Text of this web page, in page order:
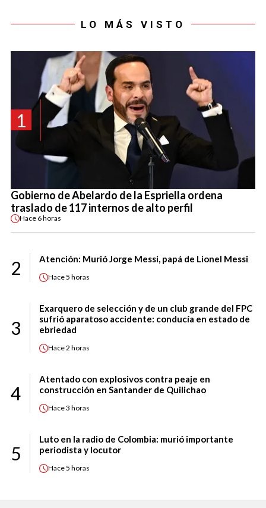
LO MÁS VISTO
1
Gobierno de Abelardo de la Espriella ordena
traslado de 117 internos de alto perfil
Hace 6 horas
2 Atención: Murió Jorge Messi, papá de Lionel Messi
Hace5 horas
3
Exarquero de selección y de un club grande del FPC
sufrió aparatoso accidente: conducía en estado de
ebriedad
Hace2 horas
4
Atentado con explosivos contra peaje en
construcción en Santander de Quilichao
Hace3 horas
5
Luto en la radio de Colombia: murió importante
periodista y locutor
Hace5 horas